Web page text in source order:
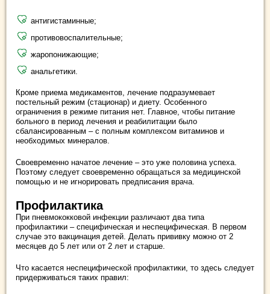
антигистаминные;
противовоспалительные;
жаропонижающие;
анальгетики.
Кроме приема медикаментов, лечение подразумевает
постельный режим (стационар) и диету. Особенного
ограничения в режиме питания нет. Главное, чтобы питание
больного в период лечения и реабилитации было
сбалансированным – с полным комплексом витаминов и
необходимых минералов.
Своевременно начатое лечение – это уже половина успеха.
Поэтому следует своевременно обращаться за медицинской
помощью и не игнорировать предписания врача.
Профилактика
При пневмококковой инфекции различают два типа
профилактики – специфическая и неспецифическая. В первом
случае это вакцинация детей. Делать прививку можно от 2
месяцев до 5 лет или от 2 лет и старше.
Что касается неспецифической профилактики, то здесь следует
придерживаться таких правил: